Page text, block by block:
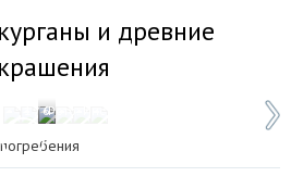
и древние
Фото: Институт археологии Кавказа
1 / 6